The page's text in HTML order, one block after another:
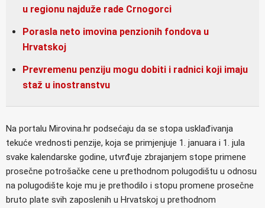
u regionu najduže rade Crnogorci
Porasla neto imovina penzionih fondova u
Hrvatskoj
Prevremenu penziju mogu dobiti i radnici koji imaju
staž u inostranstvu
Na portalu Mirovina.hr podsećaju da se stopa usklađivanja
tekuće vrednosti penzije, koja se primjenjuje 1. januara i 1. jula
svake kalendarske godine, utvrđuje zbrajanjem stope primene
prosečne potrošačke cene u prethodnom polugodištu u odnosu
na polugodište koje mu je prethodilo i stopu promene prosečne
bruto plate svih zaposlenih u Hrvatskoj u prethodnom